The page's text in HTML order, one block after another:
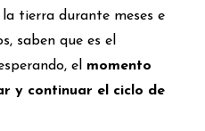
la tierra durante meses e
saben que es el
el momento
y continuar el ciclo de